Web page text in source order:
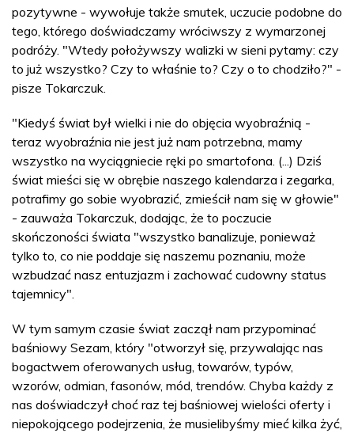
pozytywne - wywołuje także smutek, uczucie podobne do
tego, którego doświadczamy wróciwszy z wymarzonej
podróży. "Wtedy położywszy walizki w sieni pytamy: czy
to już wszystko? Czy to właśnie to? Czy o to chodziło?" -
pisze Tokarczuk.
"Kiedyś świat był wielki i nie do objęcia wyobraźnią -
teraz wyobraźnia nie jest już nam potrzebna, mamy
wszystko na wyciągniecie ręki po smartofona. (...) Dziś
świat mieści się w obrębie naszego kalendarza i zegarka,
potrafimy go sobie wyobrazić, zmieścił nam się w głowie"
- zauważa Tokarczuk, dodając, że to poczucie
skończoności świata "wszystko banalizuje, ponieważ
tylko to, co nie poddaje się naszemu poznaniu, może
wzbudzać nasz entuzjazm i zachować cudowny status
tajemnicy".
W tym samym czasie świat zaczął nam przypominać
baśniowy Sezam, który "otworzył się, przywalając nas
bogactwem oferowanych usług, towarów, typów,
wzorów, odmian, fasonów, mód, trendów. Chyba każdy z
nas doświadczył choć raz tej baśniowej wielości oferty i
niepokojącego podejrzenia, że musielibyśmy mieć kilka żyć,